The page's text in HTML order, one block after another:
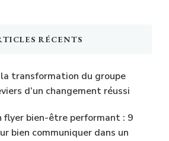
RÉCENTS
transformation du groupe
d’un changement réussi
flyer bien-être performant : 9
bien communiquer dans un